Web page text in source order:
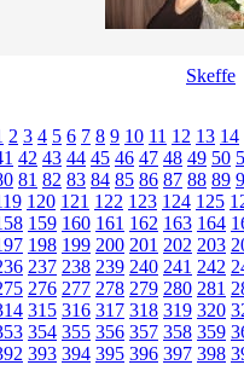
Skeffe
2 3 4 5 6 7 8 9 10 11 12 13 14
42 43 44 45 46 47 48 49 50
81 82 83 84 85 86 87 88 89
120 121 122 123 124 125
159 160 161 162 163 164
198 199 200 201 202 203
237 238 239 240 241 242
276 277 278 279 280 281
315 316 317 318 319 320
354 355 356 357 358 359
393 394 395 396 397 398